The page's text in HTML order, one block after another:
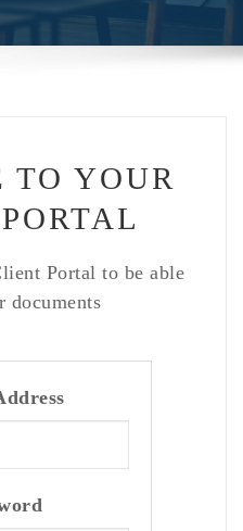
TO YOUR
Portal to be able
documents